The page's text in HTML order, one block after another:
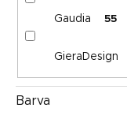
Gaudia 55
GieraDesign
Barva